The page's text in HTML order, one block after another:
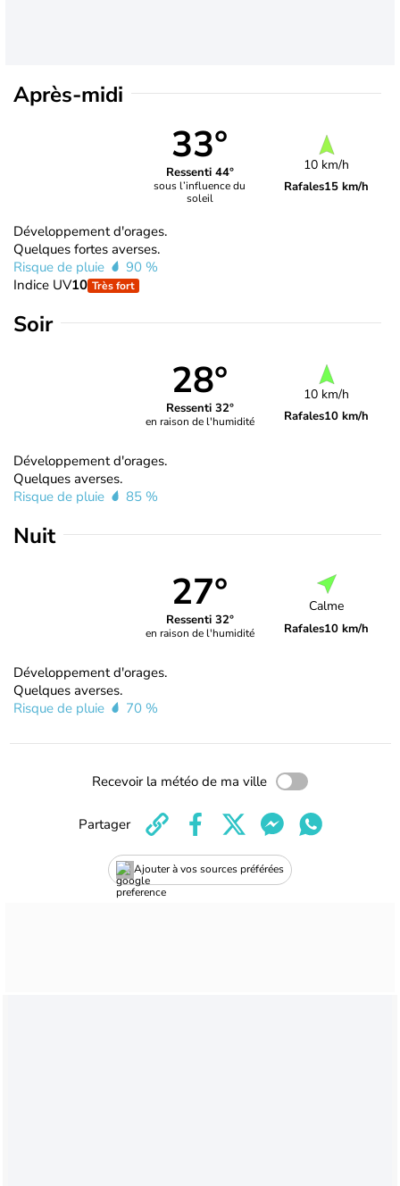
Après-midi
33°
Ressenti 44°
sous l’influence du
soleil
10 km/h
Rafales15 km/h
Développement d'orages.
Quelques fortes averses.
Risque de pluie
90 %
Indice UV10 Très fort
Soir
28°
Ressenti 32°
en raison de l'humidité
10 km/h
Rafales10 km/h
Développement d'orages.
Quelques averses.
Risque de pluie
85 %
Nuit
27°
Ressenti 32°
en raison de l'humidité
Calme
Rafales10 km/h
Développement d'orages.
Quelques averses.
Risque de pluie
70 %
Recevoir la météo de ma ville
Ajouter à vos sources préférées
Partager